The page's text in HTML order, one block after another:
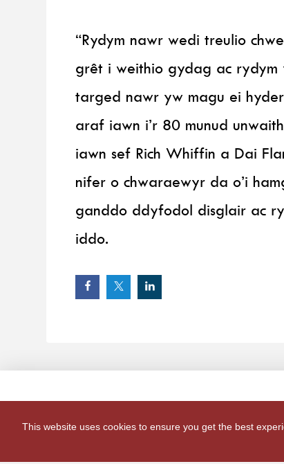
This website uses cookies to ensure you get the best
“Rydym nawr wedi treulio
grêt i weithio gydag ac
targed nawr yw magu ei
araf iawn i’r 80 munud
iawn sef Rich Whiffin a Dai
nifer o chwaraewyr da o’i
ganddo ddyfodol disglair ac
iddo.